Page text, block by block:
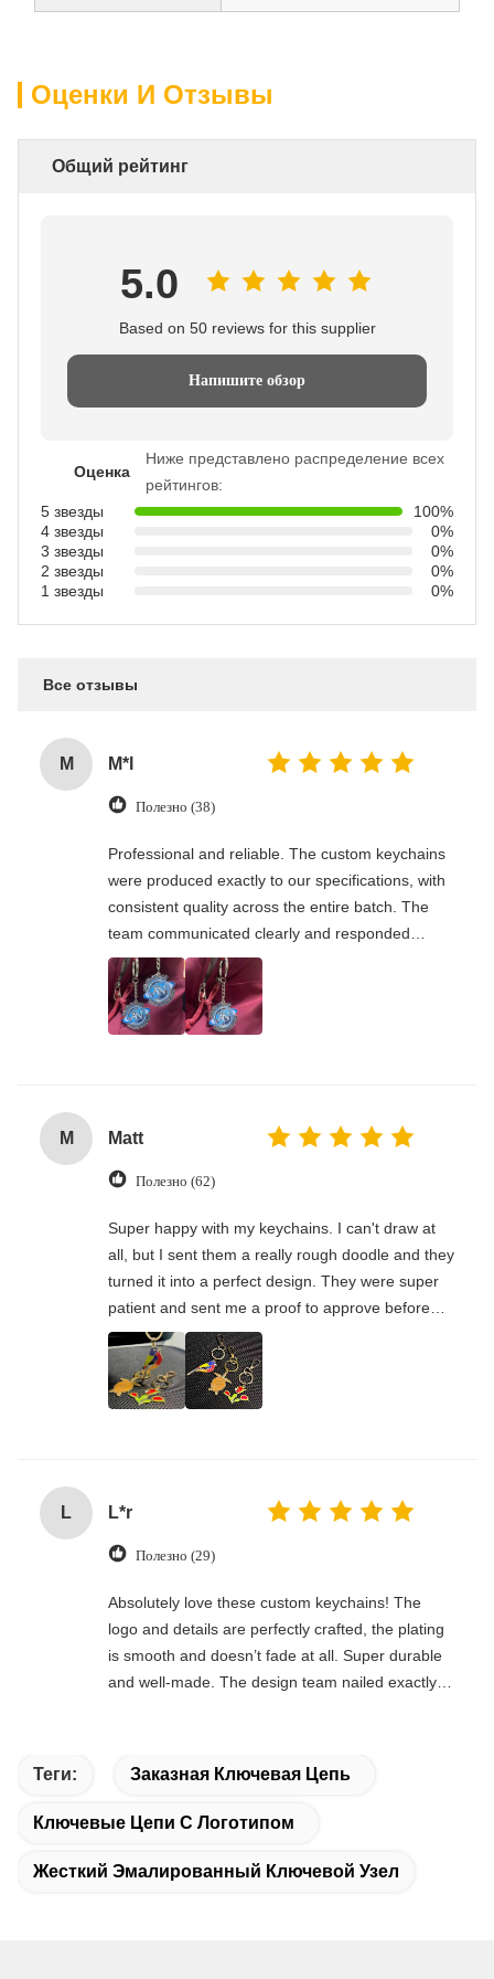
Оценки И Отзывы
Общий рейтинг
5.0
Based on 50 reviews for this supplier
Напишите обзор
Оценка
Ниже представлено распределение всех
рейтингов:
5 звезды
100%
4 звезды
0%
3 звезды
0%
2 звезды
0%
1 звезды
0%
Все отзывы
M M*l
Полезно (38)
Professional and reliable. The custom keychains
were produced exactly to our specifications, with
consistent quality across the entire batch. The
team communicated clearly and responded
quickly to our questions. Shipping to the US was
on time and packaging was secure. A trusted
partner for custom merchandise. Will work with
them again.
M Matt
Полезно (62)
Super happy with my keychains. I can't draw at
all, but I sent them a really rough doodle and they
turned it into a perfect design. They were super
patient and sent me a proof to approve before
making everything. The final product looks
awesome – exactly what I had in my head. Great
service, good communication. Definitely using
them again.
L L*r
Полезно (29)
Absolutely love these custom keychains! The
logo and details are perfectly crafted, the plating
is smooth and doesn’t fade at all. Super durable
and well-made. The design team nailed exactly
Теги: Заказная Ключевая Цепь
Ключевые Цепи С Логотипом
Жесткий Эмалированный Ключевой Узел